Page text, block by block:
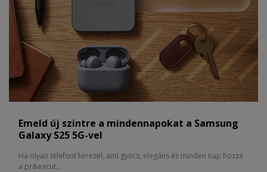
Emeld új szintre a mindennapokat a Samsung
Galaxy S25 5G-vel
Ha olyan telefont keresel, ami gyors, elegáns és minden nap hozza
a pr&eacut...